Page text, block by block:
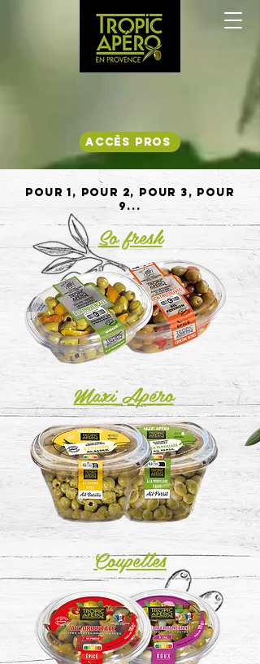
Accès Pros
pour 1, pour 2, pour 3, pour
9...
So fresh
Maxi Apéro
Coupelles